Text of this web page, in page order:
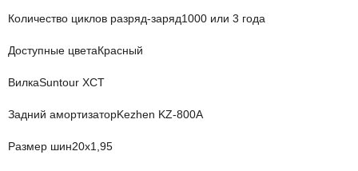
Количество циклов разряд-заряд1000 или 3 года
Доступные цветаКрасный
ВилкаSuntour XCT
Задний амортизаторKezhen KZ-800A
Размер шин20х1,95